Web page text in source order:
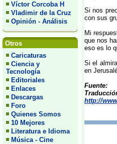
Víctor Corcoba H
Vladimir de la Cruz
Opinión - Análisis
Otros
Caricaturas
Ciencia y
Tecnología
Editoriales
Enlaces
Descargas
Foro
Quienes Somos
10 Mejores
Literatura e Idioma
Música - Cine
Si nos
con sus
Mi
que nos
eso es lo
Si el
en
Fuente:
http://